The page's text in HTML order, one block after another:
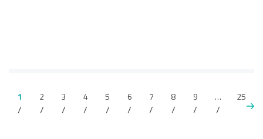
1 2 3 4 5 6 7 8 9 … 25